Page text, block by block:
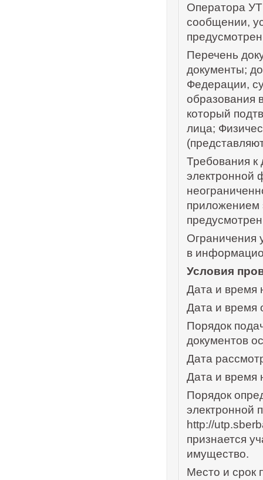
Оператора
сообщении,
Перечень
документы;
Федерации,
образования
который
лица;
Требования к
электронной
приложением
Ограничения
в
Условия
Дата и время
Дата и время
Порядок
документов
Дата
Дата и время
Порядок
электронной
http://
признается
имущество.
Место и срок